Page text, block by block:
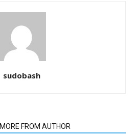
sudobash
MORE FROM AUTHOR